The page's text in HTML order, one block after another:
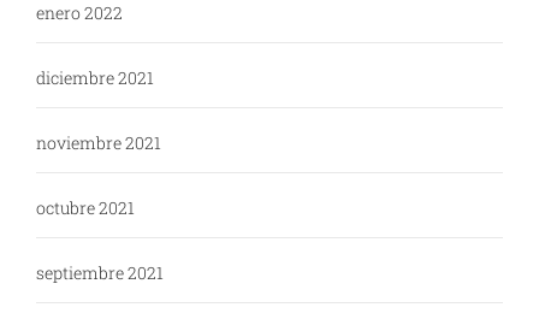
enero 2022
diciembre 2021
noviembre 2021
octubre 2021
septiembre 2021